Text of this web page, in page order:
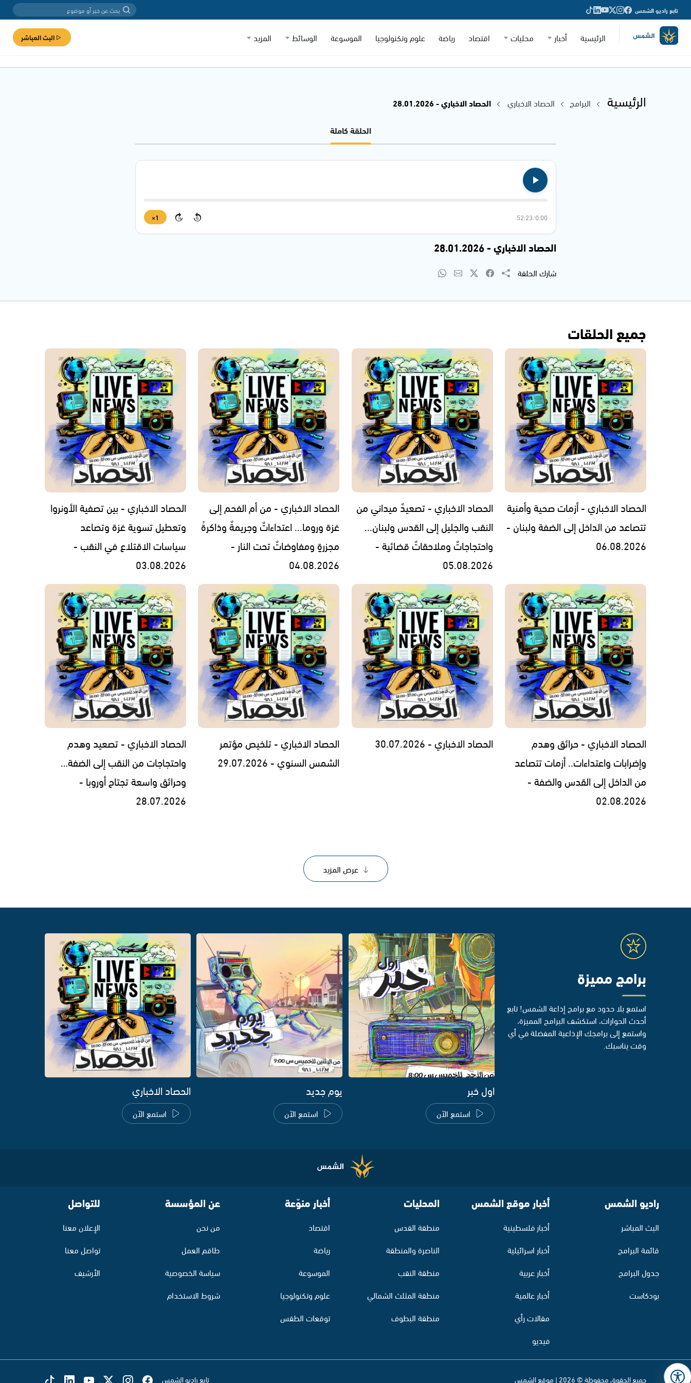
تابع راديو الشمس
الرئيسية أخبار محليات اقتصاد رياضة علوم وتكنولوجيا الموسوعة الوسائط المزيد البث المباشر
الرئيسية البرامج الحصاد الاخباري
الحصاد الاخباري - 28.01.2026
الحلقة كاملة
0:00
/
52:23
15
15
1×
الحصاد الاخباري - 28.01.2026
شارك الحلقة
جميع الحلقات
الحصاد الاخباري - أزمات صحية وأمنية
تتصاعد من الداخل إلى الضفة ولبنان -
06.08.2026
الحصاد الاخباري - تصعيدٌ ميداني من
النقب والجليل إلى القدس ولبنان...
واحتجاجاتٌ وملاحقاتٌ قضائية -
05.08.2026
الحصاد الاخباري - من أم الفحم إلى
غزة وروما... اعتداءاتٌ وجريمةٌ وذاكرةُ
مجزرةٍ ومفاوضاتٌ تحت النار -
04.08.2026
الحصاد الاخباري - بين تصفية الأونروا
وتعطيل تسوية غزة وتصاعد
سياسات الاقتلاع في النقب -
03.08.2026
الحصاد الاخباري - حرائق وهدم
وإضرابات واعتداءات.. أزمات تتصاعد
من الداخل إلى القدس والضفة -
02.08.2026
الحصاد الاخباري - 30.07.2026
الحصاد الاخباري - تلخيص مؤتمر
الشمس السنوي - 29.07.2026
الحصاد الاخباري - تصعيد وهدم
واحتجاجات من النقب إلى الضفة…
وحرائق واسعة تجتاح أوروبا -
28.07.2026
عرض المزيد
برامج مميزة
استمع بلا حدود مع برامج إذاعة الشمس! تابع
أحدث الحوارات، استكشف البرامج المميزة،
واستمع إلى برامجك الإذاعية المفضلة في أي
وقت يناسبك.
اول خبر
استمع الآن
يوم جديد
استمع الآن
الحصاد الاخباري
استمع الآن
راديو الشمس
البث المباشر
قائمة البرامج
جدول البرامج
بودكاست
أخبار موقع الشمس
أخبار فلسطينية
أخبار اسرائيلية
أخبار عربية
أخبار عالمية
مقالات رأي
فيديو
المحليات
منطقة القدس
الناصرة والمنطقة
منطقة النقب
منطقة المثلث الشمالي
منطقة البطوف
أخبار منوّعة
اقتصاد
رياضة
الموسوعة
علوم وتكنولوجيا
توقعات الطقس
عن المؤسسة
من نحن
طاقم العمل
سياسة الخصوصية
شروط الاستخدام
للتواصل
الإعلان معنا
تواصل معنا
الأرشيف
جميع الحقوق محفوظة © 2026 | موقع الشمس تابع راديو الشمس